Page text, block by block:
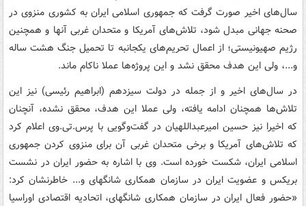
سال‌های اخیر صورت گرفت که جمهوری اسلامی ایران به کشوری منزوی در
صحنه جهانی مبدل شود، تلاش‌های آمریکا و متحدان غربی آنها و همچنین
رژیم صهیونیستی؛ از اعمال تحریم‌های یکجانبه تا تحمیل جنگ هشت ساله
و...، ولی این هدف محقق نشد و این پروژه‌ها عملا ناکام ماند.
در سال‌های اخیر و از جمله در دولت سیزدهم (ابراهیم رئیسی) نیز این
تلاش‌ها همچنان ادامه یافته، ولی عملا این هدف، محقق نشده، آنچنان
که اخیرا نیز حسین امیرعبداللهیان در گفت‌وگویی با پرس‌.تی.وی اعلام کرد
که تلاش‌های آمریکا و برخی متحدان غربی آن برای منزوی کردن جمهوری
اسلامی ایران، شکست خورده است. وی با اشاره به حضور ایران در نشست
بریکس و عضویت ایران در سازمان همکاری شانگهای و... خاطرنشان کرد:
«حضور فعال ایران در سازمان همکاری شانگهای، اتحادیه اقتصادی اوراسیا